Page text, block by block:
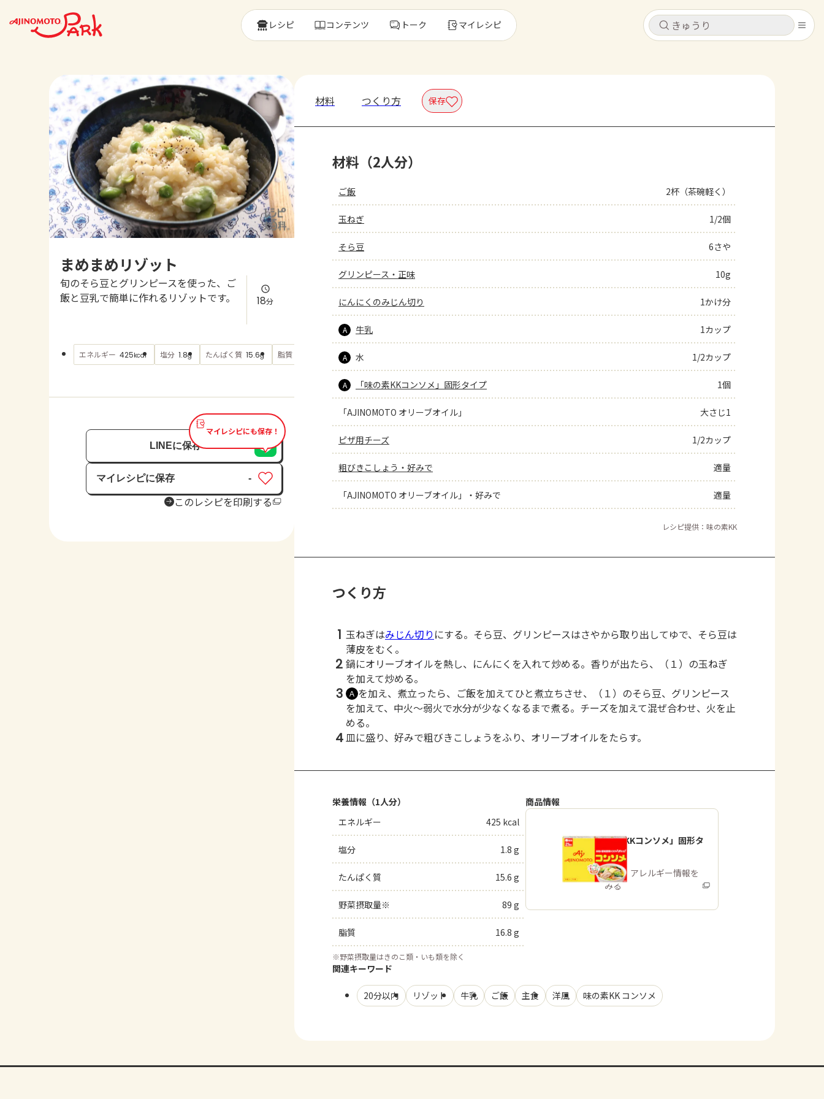
キャンセル
コンテンツ
レシピ
トーク
よくあるお問い合わせ
AJINOMOTO PARK とは
キャンセル
レシピ コンテンツ トーク マイレシピ
まめまめリゾット
旬のそら豆とグリンピースを使った、ご
飯と豆乳で簡単に作れるリゾットです。
18分
エネルギー 425kcal 塩分 1.8g たんぱく質 15.6g 脂質 もっと見る
マイレシピにも保存！
LINEに保存
マイレシピに保存
保存済み
-
このレシピを印刷する
材料 つくり方 保存
材料（2人分）
ご飯 2杯（茶碗軽く）
玉ねぎ 1/2個
そら豆 6さや
グリンピース・正味 10g
にんにくのみじん切り 1かけ分
A 牛乳 1カップ
A 水 1/2カップ
A 「味の素KKコンソメ」固形タイプ 1個
「AJINOMOTO オリーブオイル」 大さじ1
ピザ用チーズ 1/2カップ
粗びきこしょう・好みで 適量
「AJINOMOTO オリーブオイル」・好みで 適量
レシピ提供：味の素KK
つくり方
1 玉ねぎはみじん切り にする。そら豆、グリンピースはさやから取り出してゆで、そら豆は
薄皮をむく。
2 鍋にオリーブオイルを熱し、にんにくを入れて炒める。香りが出たら、（１）の玉ねぎ
を加えて炒める。
3 Ａ を加え、煮立ったら、ご飯を加えてひと煮立ちさせ、（１）のそら豆、グリンピース
を加えて、中火～弱火で水分が少なくなるまで煮る。チーズを加えて混ぜ合わせ、火を止
める。
4皿に盛り、好みで粗びきこしょうをふり、オリーブオイルをたらす。
栄養情報（1人分）
エネルギー
425 kcal
塩分 1.8 g
たんぱく質 15.6 g
野菜摂取量※ 89 g
脂質 16.8 g
※野菜摂取量はきのこ類・いも類を除く
商品情報
「味の素KKコンソメ」固形タ
イプ
商品・アレルギー情報を
みる
関連キーワード
20分以内 リゾット 牛乳 ご飯 主食 洋風 味の素KK コンソメ